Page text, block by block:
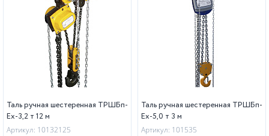
Таль ручная шестеренная ТРШБп-
Ех-3,2 т 12 м
Артикул: 10132125
Таль ручная шестеренная ТРШБп-
Ех-5,0 т 3 м
Артикул: 101535